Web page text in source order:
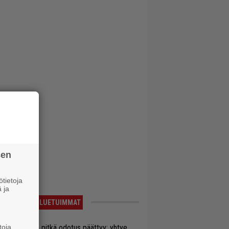
LUETUIMMAT
ja